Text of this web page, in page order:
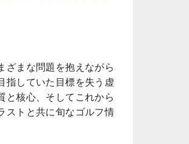
ざまな問題を抱えながら
指していた目標を失う虚
と核心、そしてこれから
ストと共に旬なゴルフ情